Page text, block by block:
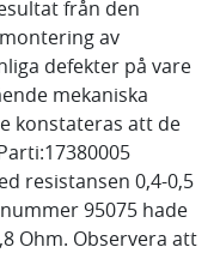
från den
av
defekter på vare
mekaniska
konstateras att de
resistansen 0,4-0,5
95075 hade
Ohm. Observera att